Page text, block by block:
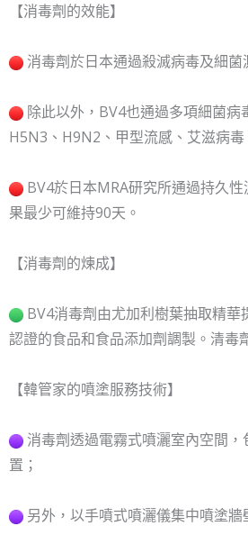
【消毒劑的效能】
消毒劑於日本通過殺滅病毒及細
除此以外，BV4也通過多項細菌病
H5N3、H9N2、甲型流感、艾滋病
BV4於日本MRA研究所通過持久
果最少可維持90天。
【消毒劑的煉成】
BV4消毒劑由尤加利樹葉抽取精
認證的食品和食品添加劑調製。清毒
【韓管家的噴塗服務技術】
消毒劑透過電霧式噴灑室內空間
置；
另外，以手噴式噴灑儀集中噴塗